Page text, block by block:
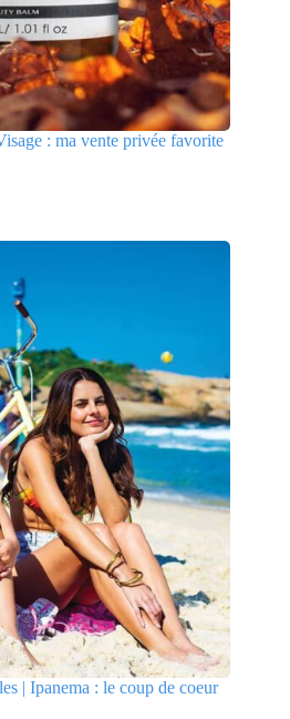
: ma vente privée favorite
| Ipanema : le coup de coeur